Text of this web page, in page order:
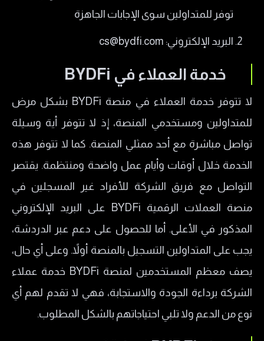
توفر للمتداولين سوى الإجابات الجاهزة
البريد الإلكتروني: cs@bydfi.com
خدمة العملاء في BYDFi
لا تتوفر خدمة العملاء في منصة BYDFi بشكل مرض
للمتداولين ومستخدمي المنصة، إذ لا تتوفر أية وسيلة
تواصل مباشرة مع أحد ممثلي المنصة. كما لا تتوفر هذه
الخدمة خلال أوقات وأيام عمل واضحة ومنتظمة. يقتصر
التواصل مع فريق الشركة للأفراد غير المسجلين في
منصة العملات الرقمية BYDFi على البريد الإلكتروني
المذكور في الأعلى. أما للحصول على دعم عبر الدردشة،
يجب على المتداولين التسجيل بالمنصة أولاً. وعلى أي حال،
يصف معظم المستخدمين لمنصة BYDFi خدمة عملاء
الشركة برداءة الجودة والاستجابة، فهي لا تقدم لهم أي
نوع من الدعم ولا تلبي احتياجاتهم بالشكل المطلوب.